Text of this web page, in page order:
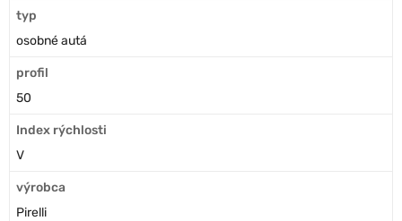
typ
osobné autá
profil
50
Index rýchlosti
V
výrobca
Pirelli